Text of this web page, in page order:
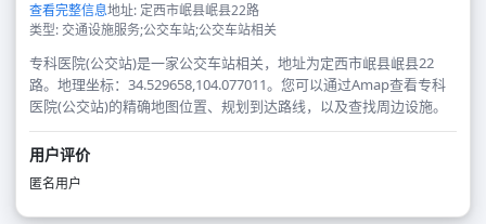
查看完整信息地址: 定西市岷县岷县22路
类型: 交通设施服务;公交车站;公交车站相关
专科医院(公交站)是一家公交车站相关，地址为定西市岷县岷县22
路。地理坐标：34.529658,104.077011。您可以通过Amap查看专科
医院(公交站)的精确地图位置、规划到达路线，以及查找周边设施。
用户评价
匿名用户